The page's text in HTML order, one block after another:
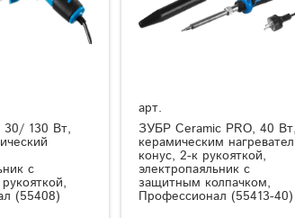
130 Вт,
с
(55408)
арт.
ЗУБР Ceramic PRO, 40 Вт,
керамическим
конус, 2-к рукояткой,
электропаяльник с
защитным колпачком,
Профессионал (55413-40)